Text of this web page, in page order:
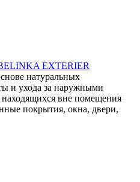
BELINKA EXTERIER
натуральных
и ухода за наружными
вне помещения
покрытия, окна, двери,